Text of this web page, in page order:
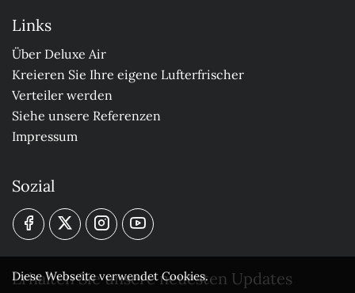
Links
Über Deluxe Air
Kreieren Sie Ihre eigene Lufterfrischer
Verteiler werden
Siehe unsere Referenzen
Impressum
Sozial
Erhalten Sie unsere neuesten Updates
Diese Webseite verwendet Cookies.